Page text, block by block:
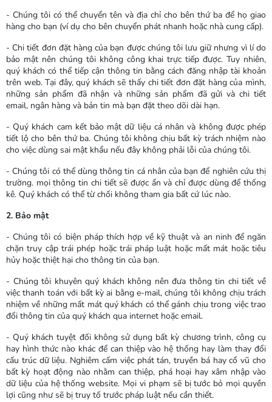
- Chúng tôi có thể chuyển tên và địa chỉ cho bên thứ ba để họ giao
hàng cho bạn (ví dụ cho bên chuyển phát nhanh hoặc nhà cung cấp).
- Chi tiết đơn đặt hàng của bạn được chúng tôi lưu giữ nhưng vì lí do
bảo mật nên chúng tôi không công khai trực tiếp được. Tuy nhiên,
quý khách có thể tiếp cận thông tin bằng cách đăng nhập tài khoản
trên web. Tại đây, quý khách sẽ thấy chi tiết đơn đặt hàng của mình,
những sản phẩm đã nhận và những sản phẩm đã gửi và chi tiết
email, ngân hàng và bản tin mà bạn đặt theo dõi dài hạn.
- Quý khách cam kết bảo mật dữ liệu cá nhân và không được phép
tiết lộ cho bên thứ ba. Chúng tôi không chịu bất kỳ trách nhiệm nào
cho việc dùng sai mật khẩu nếu đây không phải lỗi của chúng tôi.
- Chúng tôi có thể dùng thông tin cá nhân của bạn để nghiên cứu thị
trường. mọi thông tin chi tiết sẽ được ẩn và chỉ được dùng để thống
kê. Quý khách có thể từ chối không tham gia bất cứ lúc nào.
2. Bảo mật
- Chúng tôi có biện pháp thích hợp về kỹ thuật và an ninh để ngăn
chặn truy cập trái phép hoặc trái pháp luật hoặc mất mát hoặc tiêu
hủy hoặc thiệt hại cho thông tin của bạn.
- Chúng tôi khuyên quý khách không nên đưa thông tin chi tiết về
việc thanh toán với bất kỳ ai bằng e-mail, chúng tôi không chịu trách
nhiệm về những mất mát quý khách có thể gánh chịu trong việc trao
đổi thông tin của quý khách qua internet hoặc email.
- Quý khách tuyệt đối không sử dụng bất kỳ chương trình, công cụ
hay hình thức nào khác để can thiệp vào hệ thống hay làm thay đổi
cấu trúc dữ liệu. Nghiêm cấm việc phát tán, truyền bá hay cổ vũ cho
bất kỳ hoạt động nào nhằm can thiệp, phá hoại hay xâm nhập vào
dữ liệu của hệ thống website. Mọi vi phạm sẽ bị tước bỏ mọi quyền
lợi cũng như sẽ bị truy tố trước pháp luật nếu cần thiết.